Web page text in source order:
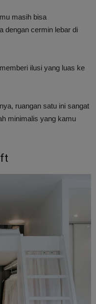
masih bisa
dengan cermin lebar di
ilusi yang luas ke
ruangan satu ini sangat
minimalis yang kamu